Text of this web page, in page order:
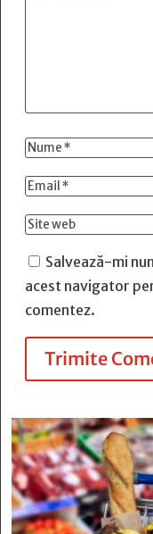
Salvează-mi
acest navigator
comentez.
Trimite